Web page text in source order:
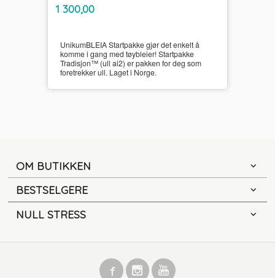
Pris
1 300,00mva.
UnikumBLEIA Startpakke gjør det enkelt å
komme i gang med tøybleier! Startpakke
Tradisjon™ (ull ai2) er pakken for deg som
foretrekker ull. Laget i Norge.
OM BUTIKKEN
BESTSELGERE
NULL STRESS